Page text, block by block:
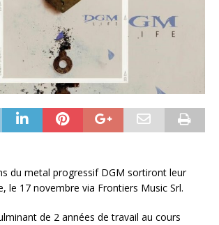
du metal progressif DGM sortiront leur
le 17 novembre via Frontiers Music Srl.
de 2 années de travail au cours